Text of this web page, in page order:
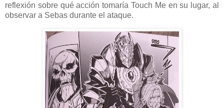
reflexión sobre qué acción tomaría Touch Me en su lugar, al
observar a Sebas durante el ataque.